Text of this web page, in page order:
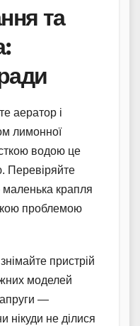
та
аератор і
лимонної
водою це
Перевіряйте
маленька крапля
проблемою
пристрій
моделей
—
нікуди не ділися